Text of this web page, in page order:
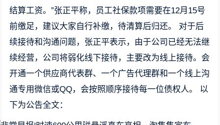
结算工资。”张正平称，员工社保款项需要在12月15号
前缴足，建议大家自行补缴，待清算后归还。
对于后
续接待和沟通问题，张正平表示，由于公司已经无法继
续经营，公司将弱化线下接待，主要改为线上接待。会
开通一个供应商代表群、一个广告代理群和一个线上沟
通专用微信或QQ，会按照顺序接待每一位债权人。
以
下为公告全文：